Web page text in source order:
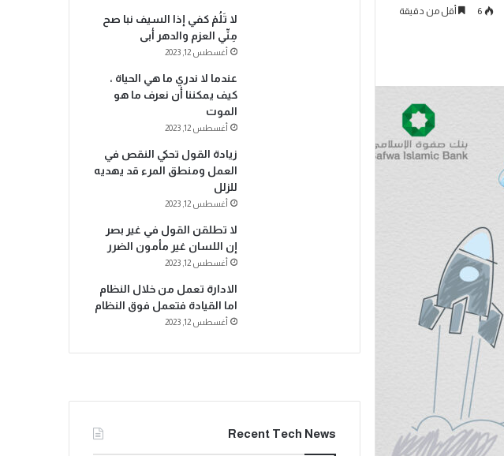
6 أقل من دقيقة
لا تَلُمْ كفي إذا السيف نبا صح
مِنِّي العزم والدهر أبى
أغسطس 12, 2023
عندما لا ندري ما هي الحياة ،
كيف يمكننا أن نعرف ما هو
الموت
أغسطس 12, 2023
زيادة القول تحكي النقص في
العمل ومنطق المرء قد يهديه
للزلل
أغسطس 12, 2023
لا تطلقن القول في غير بصر
إن اللسان غير مأمون الضرر
أغسطس 12, 2023
الادارة تعمل من خلال النظام
اما القيادة فتعمل فوق النظام
أغسطس 12, 2023
Recent Tech News